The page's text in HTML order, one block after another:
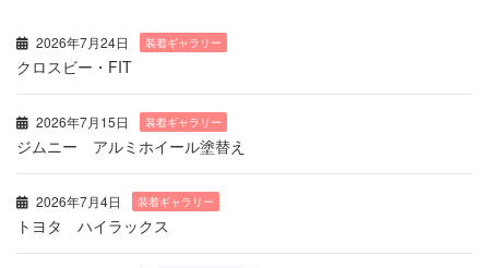
2026年7月24日 装着ギャラリー
クロスビー・FIT
2026年7月15日 装着ギャラリー
ジムニー アルミホイール塗替え
2026年7月4日 装着ギャラリー
トヨタ ハイラックス